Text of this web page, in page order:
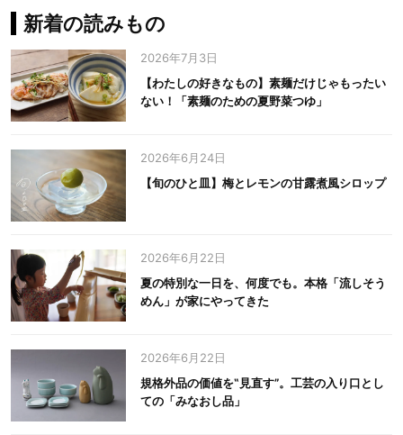
新着の読みもの
2026年7月3日
【わたしの好きなもの】素麺だけじゃもったい
ない！「素麺のための夏野菜つゆ」
2026年6月24日
【旬のひと皿】梅とレモンの甘露煮風シロップ
2026年6月22日
夏の特別な一日を、何度でも。本格「流しそう
めん」が家にやってきた
2026年6月22日
規格外品の価値を‟見直す”。工芸の入り口とし
ての「みなおし品」